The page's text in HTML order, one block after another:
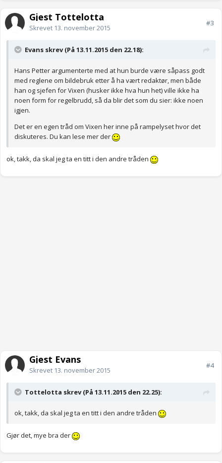
Gjest Tottelotta
Skrevet 13. november 2015
#3
Evans skrev (På 13.11.2015 den 22.18):
Hans Petter argumenterte med at hun burde være såpass godt
med reglene om bildebruk etter å ha vært redaktør, men både
han og sjefen for Vixen (husker ikke hva hun het) ville ikke ha
noen form for regelbrudd, så da blir det som du sier: ikke noen
igjen.
Det er en egen tråd om Vixen her inne på rampelyset hvor det
diskuteres. Du kan lese mer der
ok, takk, da skal jeg ta en titt i den andre tråden
Gjest Evans
Skrevet 13. november 2015
#4
Tottelotta skrev (På 13.11.2015 den 22.25):
ok, takk, da skal jeg ta en titt i den andre tråden
Gjør det, mye bra der